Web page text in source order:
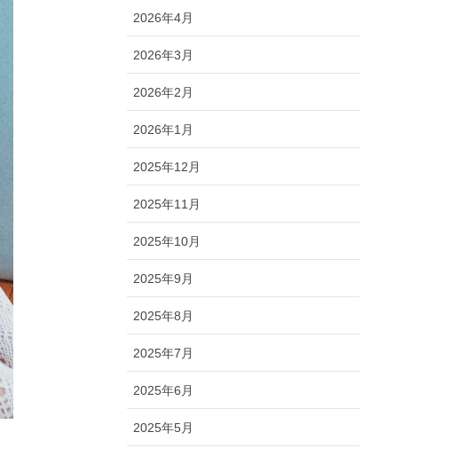
2026年4月
2026年3月
2026年2月
2026年1月
2025年12月
2025年11月
2025年10月
2025年9月
2025年8月
2025年7月
2025年6月
2025年5月